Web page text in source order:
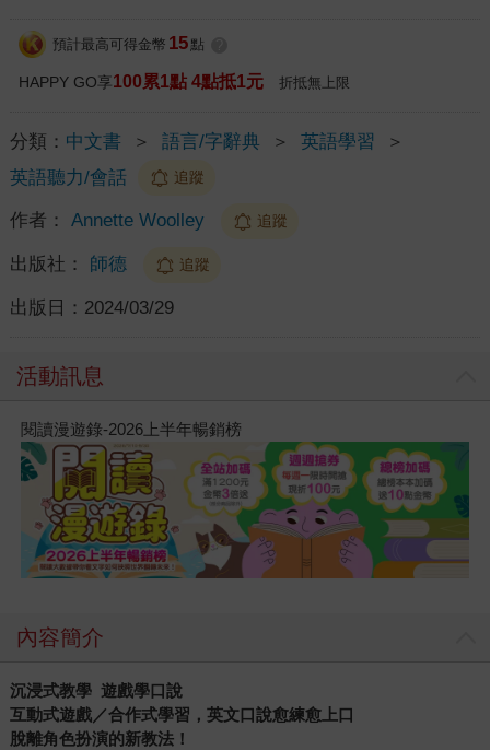
預計最高可得金幣 15 點
HAPPY GO享100累1點 4點抵1元 折抵無上限
分類： 中文書 ＞ 語言/字辭典 ＞ 英語學習
＞
英語聽力/會話
追蹤
作者： Annette Woolley 追蹤
出版社： 師德 追蹤
出版日： 2024/03/29
活動訊息
閱讀漫遊錄-2026上半年暢銷榜
內容簡介
沉浸式教學 遊戲學口說
互動式遊戲／合作式學習，英文口說愈練愈上口
脫離角色扮演的新教法！